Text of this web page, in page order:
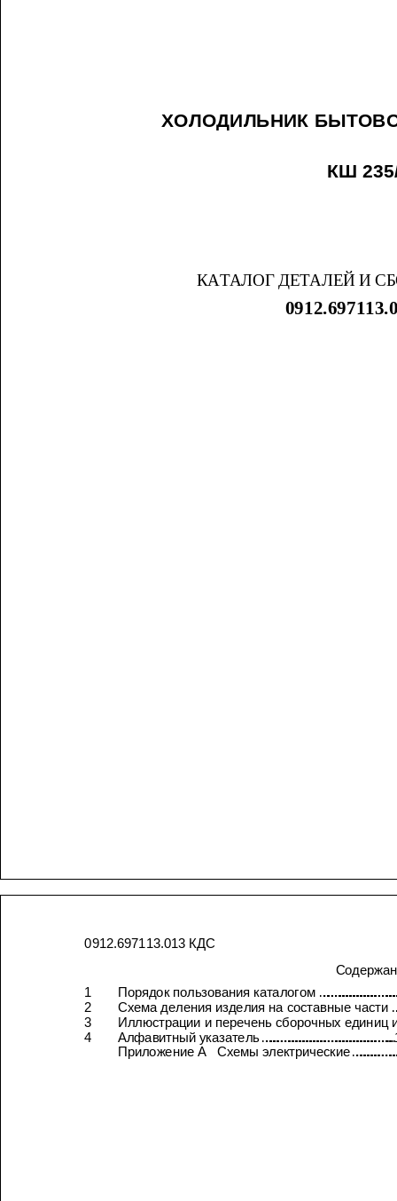
ХОЛОДИЛЬНИК
КШ
КАТАЛОГ ДЕТАЛЕЙ И
0912.697113.013 КДС
1 Порядок пользования
каталогом
2
Схема деления изделия на составные
части
3
Иллюстрации и перечень сборочных единиц
4
Алфавитный
указатель
Приложение А Схемы электрические